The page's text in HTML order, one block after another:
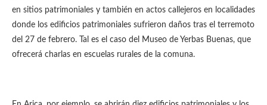
en sitios patrimoniales y también en actos callejeros en localidades
donde los edificios patrimoniales sufrieron daños tras el terremoto
del 27 de febrero. Tal es el caso del Museo de Yerbas Buenas, que
ofrecerá charlas en escuelas rurales de la comuna.